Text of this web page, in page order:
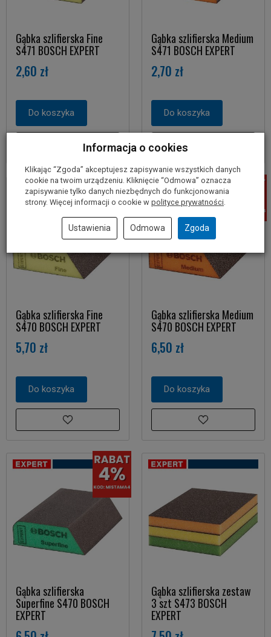
Gąbka szlifierska Fine
S471 BOSCH EXPERT
2,60 zł
Do koszyka
Gąbka szlifierska Medium
S471 BOSCH EXPERT
2,70 zł
Do koszyka
Gąbka szlifierska Fine
S470 BOSCH EXPERT
5,70 zł
Do koszyka
Gąbka szlifierska Medium
S470 BOSCH EXPERT
6,50 zł
Do koszyka
Gąbka szlifierska
Superfine S470 BOSCH
EXPERT
Gąbka szlifierska zestaw
3 szt S473 BOSCH
EXPERT
Informacja o cookies
Klikając “Zgoda” akceptujesz zapisywanie wszystkich danych
cookie na twoim urządzeniu. Kliknięcie “Odmowa” oznacza
zapisywanie tylko danych niezbędnych do funkcjonowania
strony. Więcej informacji o cookie w polityce prywatności.
Ustawienia Odmowa Zgoda